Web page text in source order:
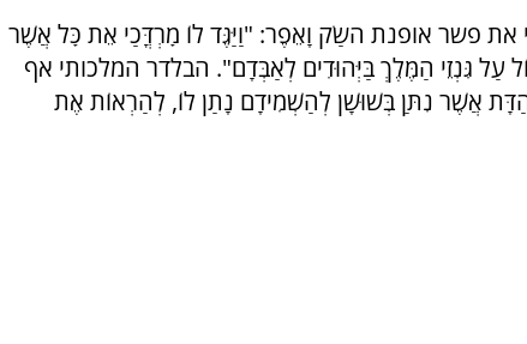
פשר אופנת השַׂק וָאֵפֶר: "וַיַּגֶּד לוֹ מׇרְדֳּכַי אֵת כׇּל אֲשֶׁר
גִּנְזֵי הַמֶּלֶךְ בַּיְּהוּדִים לְאַבְּדָם". הבלדר המלכותי אף
אֲשֶׁר נִתַּן בְּשׁוּשָׁן לְהַשְׁמִידָם נָתַן לוֹ, לְהַרְאוֹת אֶת